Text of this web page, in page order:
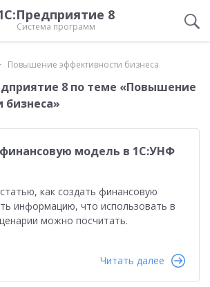
8
Система программ
Повышение эффективности бизнеса
8 по теме «Повышение
бизнеса»
модель в 1С:УНФ
как создать финансовую
информацию, что использовать в
можно посчитать.
Читать далее